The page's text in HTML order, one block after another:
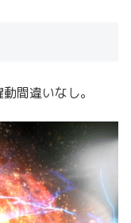
間違いなし。